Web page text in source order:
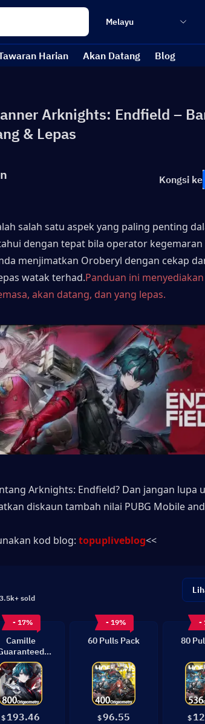
Melayu
Harian Akan Datang Blog
Arknights: Endfield –
& Lepas
Kongsi ke
salah satu aspek yang paling penting
dengan tepat bila operator kegemaran
menjimatkan Oroberyl dengan cekap
watak terhad.Panduan ini
akan datang, dan yang lepas.
Arknights: Endfield? Dan jangan lupa
diskaun tambah nilai PUBG Mobile
kod blog: topupliveblog<<
sold
- 17%
Camille
Bundle
$ 193.46
- 19%
60 Pulls Pack
$96.55
-
80
$